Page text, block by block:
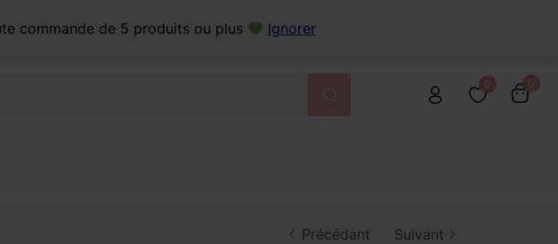
0 0
Précédant Suivant
commande de 5 produits ou plus Ignorer